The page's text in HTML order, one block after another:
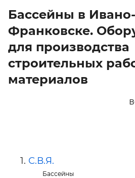
Бассейны в Ивано-
Франковске.
для производства
строительных
материалов
С.В.Я.
Бассейны